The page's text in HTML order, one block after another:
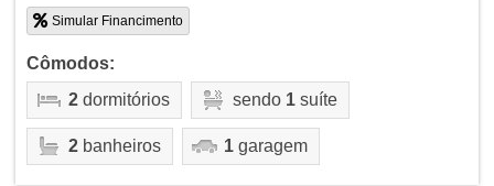
Simular Financimento
Cômodos:
2dormitórios sendo 1suíte
2banheiros 1garagem